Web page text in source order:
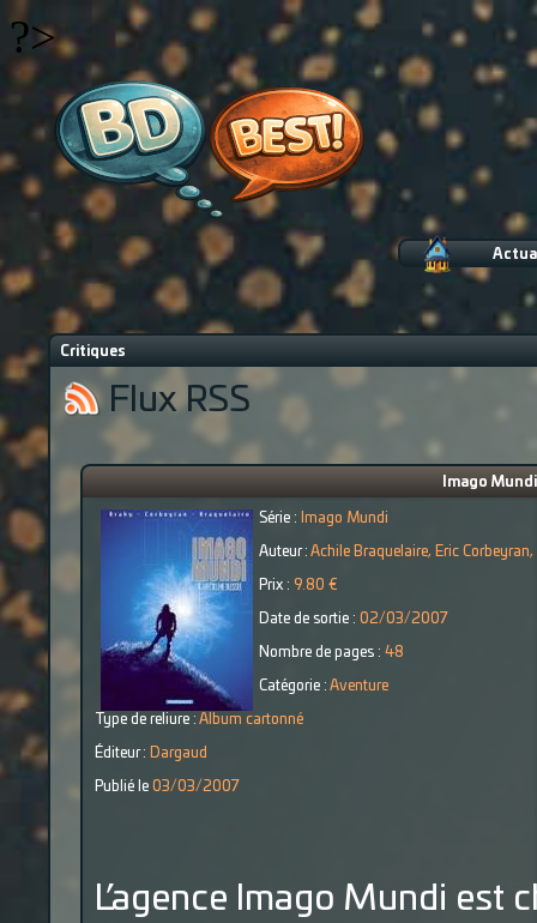
?>
Critiques
Flux RSS
Imago
Série : Imago Mundi
Auteur : Achile Braquelaire, Eric
Prix : 9.80 €
Date de sortie : 02/03/2007
Nombre de pages : 48
Catégorie : Aventure
Type de reliure : Album cartonné
Éditeur : Dargaud
Publié le 03/03/2007
L’agence Imago Mundi est